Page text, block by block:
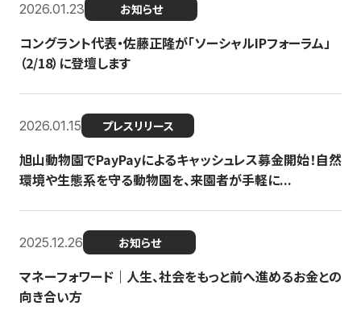
2026.01.23 お知らせ
コングラント代表・佐藤正隆が「ソーシャルIPフォーラム」
（2/18）に登壇します
2026.01.15 プレスリリース
旭山動物園でPayPayによるキャッシュレス募金開始！自然
環境や生態系を守る動物園を、来園者が手軽に...
2025.12.26 お知らせ
マネーフォワード｜人生、社会をもっと前へ進めるお金との
向き合い方